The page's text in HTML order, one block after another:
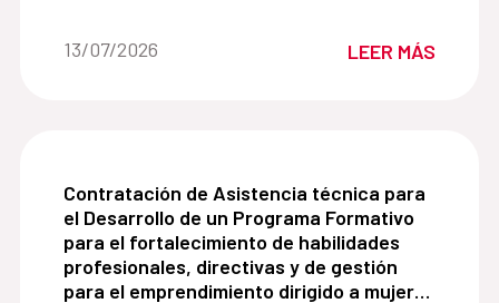
Fecha de la noticia::
13/07/2026 LEER MÁS
Contratación de Asistencia técnica para el
Contratación de Asistencia técnica para
el Desarrollo de un Programa Formativo
para el fortalecimiento de habilidades
profesionales, directivas y de gestión
para el emprendimiento dirigido a mujeres